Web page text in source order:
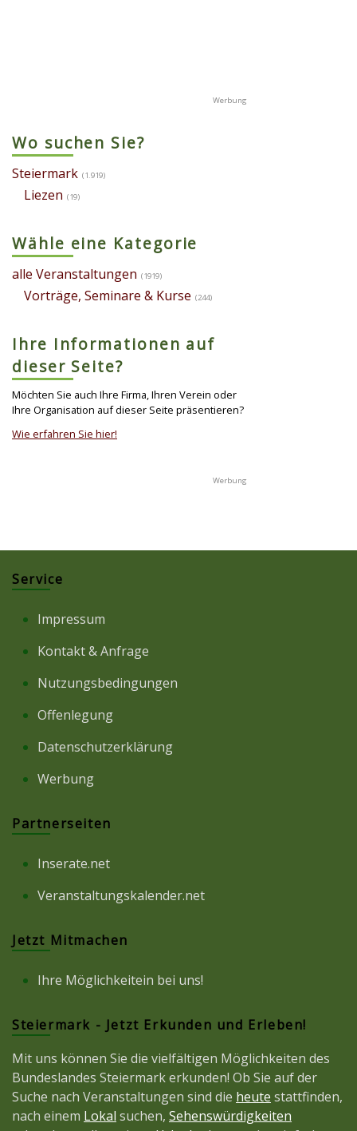
Wo suchen Sie?
Steiermark (1.919)
Liezen (19)
Wähle eine Kategorie
alle Veranstaltungen (1919)
Vorträge, Seminare & Kurse (244)
Ihre Informationen auf
dieser Seite?
Möchten Sie auch Ihre Firma, Ihren Verein oder
Ihre Organisation auf dieser Seite präsentieren?
Wie erfahren Sie hier!
Service
Impressum
Kontakt & Anfrage
Nutzungsbedingungen
Offenlegung
Datenschutzerklärung
Werbung
Partnerseiten
Inserate.net
Veranstaltungskalender.net
Jetzt Mitmachen
Ihre Möglichkeitein bei uns!
Steiermark - Jetzt Erkunden und Erleben!
Mit uns können Sie die vielfältigen Möglichkeiten des
Bundeslandes Steiermark erkunden! Ob Sie auf der
Suche nach Veranstaltungen sind die heute stattfinden,
nach einem Lokal suchen, Sehenswürdigkeiten